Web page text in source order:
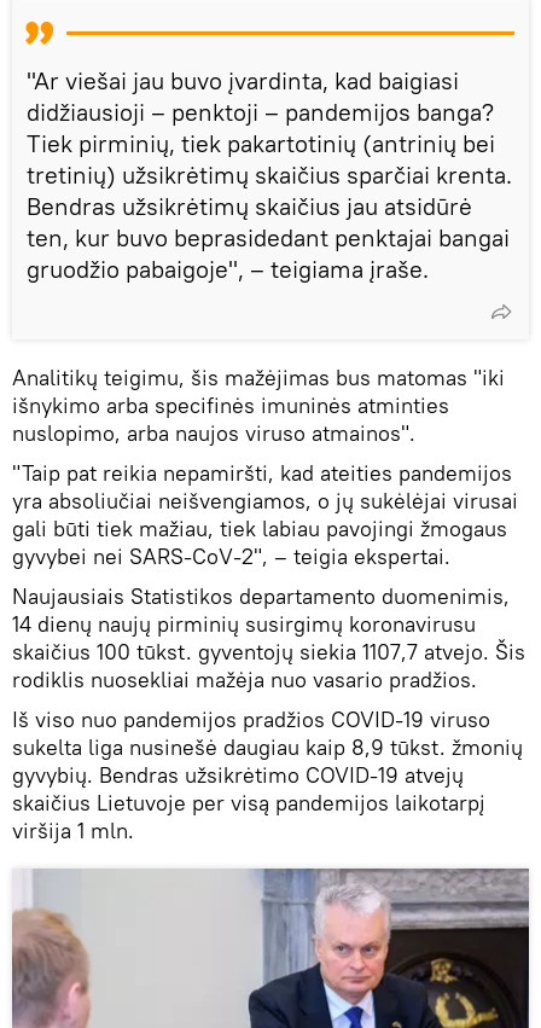
"Ar viešai jau buvo įvardinta, kad baigiasi
didžiausioji – penktoji – pandemijos banga?
Tiek pirminių, tiek pakartotinių (antrinių bei
tretinių) užsikrėtimų skaičius sparčiai krenta.
Bendras užsikrėtimų skaičius jau atsidūrė
ten, kur buvo beprasidedant penktajai bangai
gruodžio pabaigoje", – teigiama įraše.
Analitikų teigimu, šis mažėjimas bus matomas "iki
išnykimo arba specifinės imuninės atminties
nuslopimo, arba naujos viruso atmainos".
"Taip pat reikia nepamiršti, kad ateities pandemijos
yra absoliučiai neišvengiamos, o jų sukėlėjai virusai
gali būti tiek mažiau, tiek labiau pavojingi žmogaus
gyvybei nei SARS-CoV-2", – teigia ekspertai.
Naujausiais Statistikos departamento duomenimis,
14 dienų naujų pirminių susirgimų koronavirusu
skaičius 100 tūkst. gyventojų siekia 1107,7 atvejo. Šis
rodiklis nuosekliai mažėja nuo vasario pradžios.
Iš viso nuo pandemijos pradžios COVID-19 viruso
sukelta liga nusinešė daugiau kaip 8,9 tūkst. žmonių
gyvybių. Bendras užsikrėtimo COVID-19 atvejų
skaičius Lietuvoje per visą pandemijos laikotarpį
viršija 1 mln.